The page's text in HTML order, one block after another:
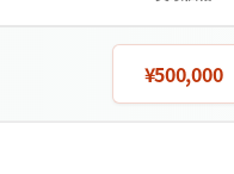
¥500,000